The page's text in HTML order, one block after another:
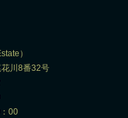
）
川8番32号
：00